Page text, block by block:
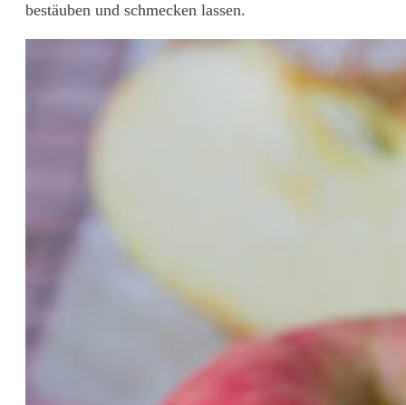
bestäuben und schmecken lassen.